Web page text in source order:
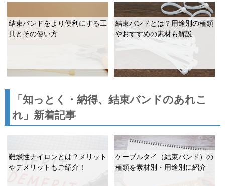
結束バンドをより便利にする工
具とその使い方
結束バンドとは？用途別の種類
やおすすめの素材も解説
「知っとく・納得、結束バンドのあれこ
れ」新着記事
難燃性ナイロンとは？メリット
やデメリットもご紹介！
ケーブルタイ（結束バンド）の
種類を素材別・用途別に紹介